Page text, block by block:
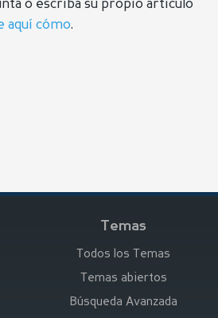
o escriba su propio artículo
aquí cómo.
Temas
Todos los Temas
Temas abiertos
Búsqueda Avanzada